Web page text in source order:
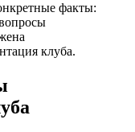
факты:
клуба.